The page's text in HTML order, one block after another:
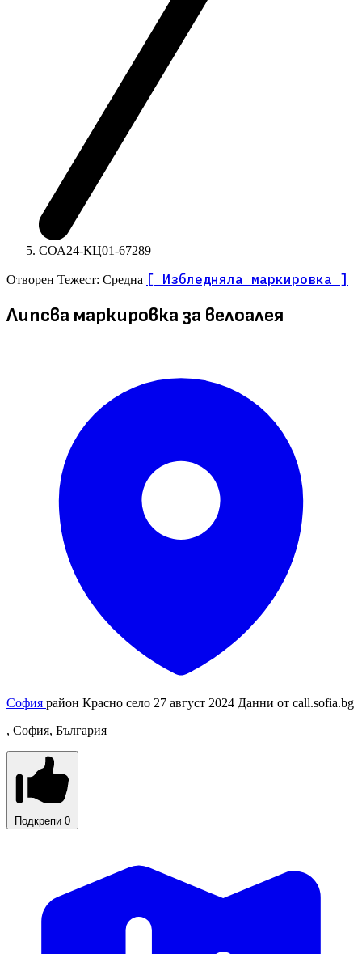
СОА24-КЦ01-67289
Отворен Тежест: Средна [ Избледняла маркировка ]
Липсва маркировка за велоалея
София район Красно село 27 август 2024 Данни от call.sofia.bg
, София, България
Подкрепи 0